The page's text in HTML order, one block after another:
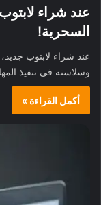
عند شراء
السحرية!
عند شراء لابتوب
وسلاسته في تنفيذ
أكمل القراءة »